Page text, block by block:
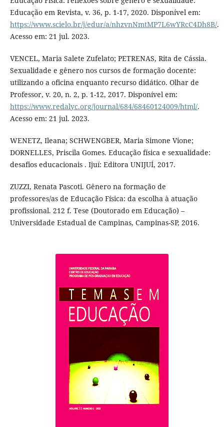
Educação em Revista, v. 36, p. 1-17, 2020. Disponível em:
https://www.scielo.br/j/edur/a/nhzvnNmtMP7L6wYRcC4Dh8B/.
Acesso em: 21 jul. 2023.
VENCEL, Maria Salete Zufelato; PETRENAS, Rita de Cássia.
Sexualidade e gênero nos cursos de formação docente:
utilizando a oficina enquanto recurso didático. Olhar de
Professor, v. 20, n. 2, p. 1-12, 2017. Disponível em:
https://www.redalyc.org/journal/684/68460124009/html/.
Acesso em: 21 jul. 2023.
WENETZ, Ileana; SCHWENGBER, Maria Simone Vione;
DORNELLES, Priscila Gomes. Educação física e sexualidade:
desafios educacionais . Ijuí: Editora UNIJUÍ, 2017.
ZUZZI, Renata Pascoti. Gênero na formação de
professores/as de Educação Física: da escolha à atuação
profissional. 212 f. Tese (Doutorado em Educação) –
Universidade Estadual de Campinas, Campinas-SP, 2016.